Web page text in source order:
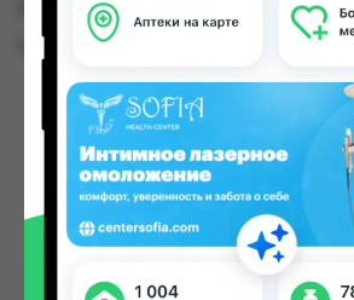
Душанбе и других городах
Цена: от1.03 TJS